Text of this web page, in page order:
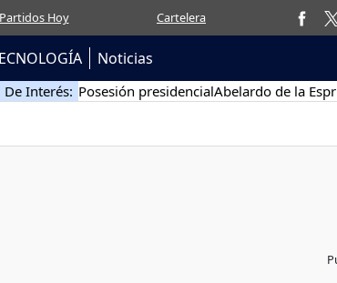
Partidos Hoy Cartelera
Noticias
De Interés: Posesión presidencialAbelardo de la